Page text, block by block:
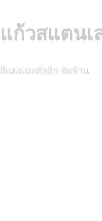
แก้วสแตนเ
สีแดงเมลทัลลิก จัดจ้าน